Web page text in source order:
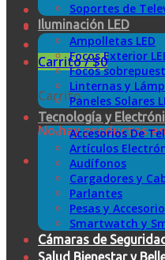
Carrito /$0
Carrito
No hay productos
Soportes de
Iluminación LED
Ampolletas LED
Focos Exterior
Focos
Linternas y
Paneles Solares
Tecnología y
Accesorios De
Artículos
Audífonos
Cargadores y
Parlantes
Pesas y
Smartwatch y
Cámaras de
Salud Bienestar y